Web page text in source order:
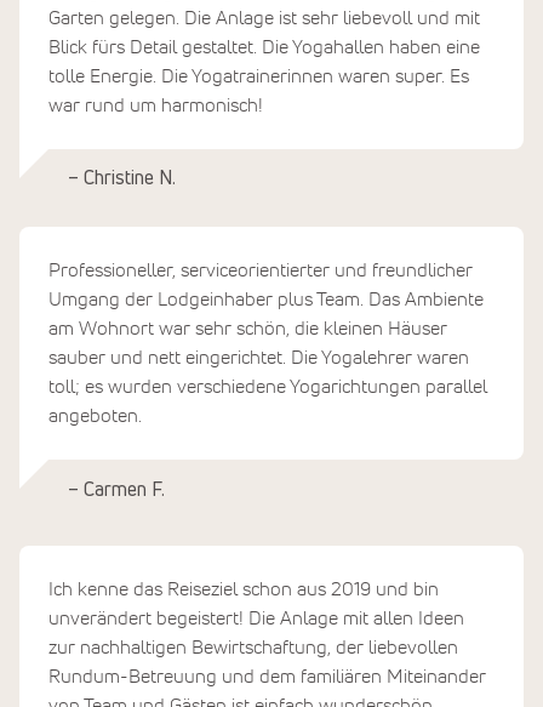
Garten gelegen. Die Anlage ist sehr liebevoll und mit
Blick fürs Detail gestaltet. Die Yogahallen haben eine
tolle Energie. Die Yogatrainerinnen waren super. Es
war rund um harmonisch!
– Christine N.
Professioneller, serviceorientierter und freundlicher
Umgang der Lodgeinhaber plus Team. Das Ambiente
am Wohnort war sehr schön, die kleinen Häuser
sauber und nett eingerichtet. Die Yogalehrer waren
toll; es wurden verschiedene Yogarichtungen parallel
angeboten.
– Carmen F.
Ich kenne das Reiseziel schon aus 2019 und bin
unverändert begeistert! Die Anlage mit allen Ideen
zur nachhaltigen Bewirtschaftung, der liebevollen
Rundum-Betreuung und dem familiären Miteinander